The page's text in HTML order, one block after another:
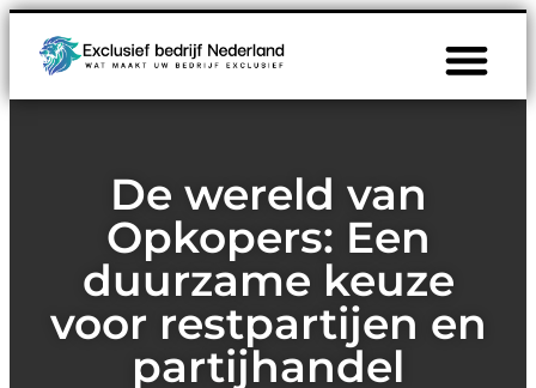
De wereld van
Opkopers: Een
duurzame keuze
voor restpartijen en
partijhandel